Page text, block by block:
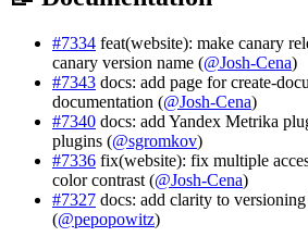
#7334 feat(website): make canary
canary version name (@Josh-Cena)
#7343 docs: add page for create-
documentation (@Josh-Cena)
#7340 docs: add Yandex Metrika
plugins (@sgromkov)
#7336 fix(website): fix multiple
color contrast (@Josh-Cena)
#7327 docs: add clarity to
(@pepopowitz)